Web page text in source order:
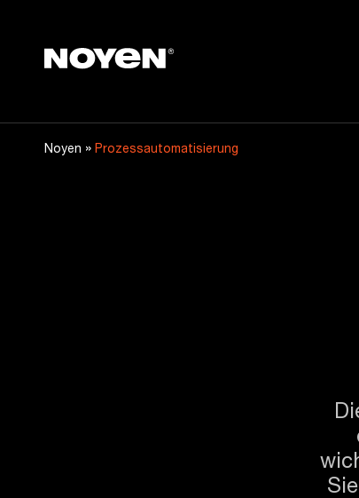
Noyen
Noyen » Prozessautomatisierung